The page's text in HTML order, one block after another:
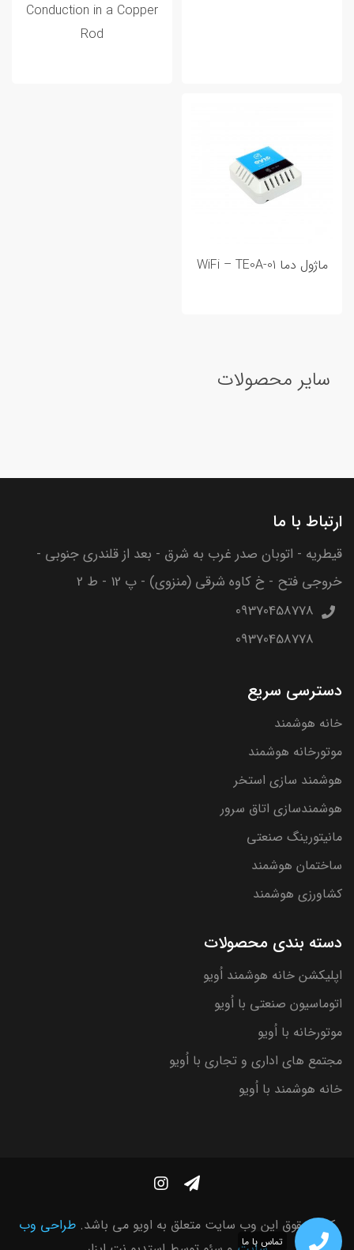
Conduction in a Copper
Rod
ماژول دما WiFi – TE0A-01
سایر محصولات
تماس با ما
ارتباط با ما
قیطریه - اتوبان صدر غرب به شرق - بعد از قلندری جنوبی -
خروجی فتح - خ کاوه شرقی (منزوی) - پ 12 - ط 2
09370458778
09370458778
دسترسی سریع
خانه هوشمند
موتورخانه هوشمند
هوشمند سازی استخر
هوشمندسازی اتاق سرور
مانیتورینگ صنعتی
ساختمان هوشمند
کشاورزی هوشمند
دسته بندی محصولات
اپلیکشن خانه هوشمند اُویو
اتوماسیون صنعتی با اُویو
موتورخانه با اُویو
مجتمع های اداری و تجاری با اُویو
خانه هوشمند با اُویو
کلیه حقوق این وب سایت متعلق به اویو می باشد. طراحی وب